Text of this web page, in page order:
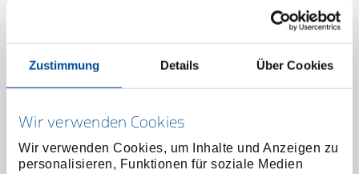
Zustimmung Details Über Cookies
Wir verwenden Cookies
Wir verwenden Cookies, um Inhalte und Anzeigen zu
personalisieren, Funktionen für soziale Medien